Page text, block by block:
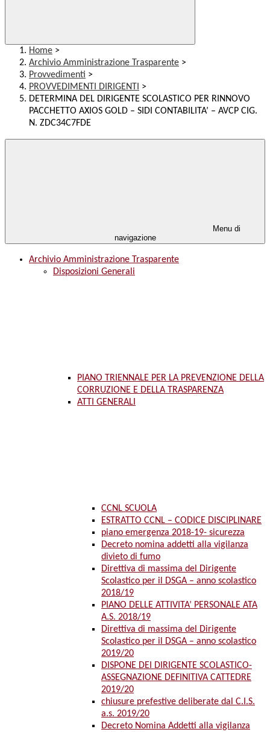
Home >
Archivio Amministrazione Trasparente >
Provvedimenti >
PROVVEDIMENTI DIRIGENTI >
DETERMINA DEL DIRIGENTE SCOLASTICO PER RINNOVO
PACCHETTO AXIOS GOLD – SIDI CONTABILITA’ – AVCP CIG.
N. ZDC34C7FDE
Menu di
navigazione
Archivio Amministrazione Trasparente
Disposizioni Generali
PIANO TRIENNALE PER LA PREVENZIONE DELLA
CORRUZIONE E DELLA TRASPARENZA
ATTI GENERALI
CCNL SCUOLA
ESTRATTO CCNL – CODICE DISCIPLINARE
piano emergenza 2018-19- sicurezza
Decreto nomina addetti alla vigilanza
divieto di fumo
Direttiva di massima del Dirigente
Scolastico per il DSGA – anno scolastico
2018/19
PIANO DELLE ATTIVITA’ PERSONALE ATA
A.S. 2018/19
Direttiva di massima del Dirigente
Scolastico per il DSGA – anno scolastico
2019/20
DISPONE DEI DIRIGENTE SCOLASTICO-
ASSEGNAZIONE DEFINITIVA CATTEDRE
2019/20
chiusure prefestive deliberate dal C.I.S.
a.s. 2019/20
Decreto Nomina Addetti alla vigilanza